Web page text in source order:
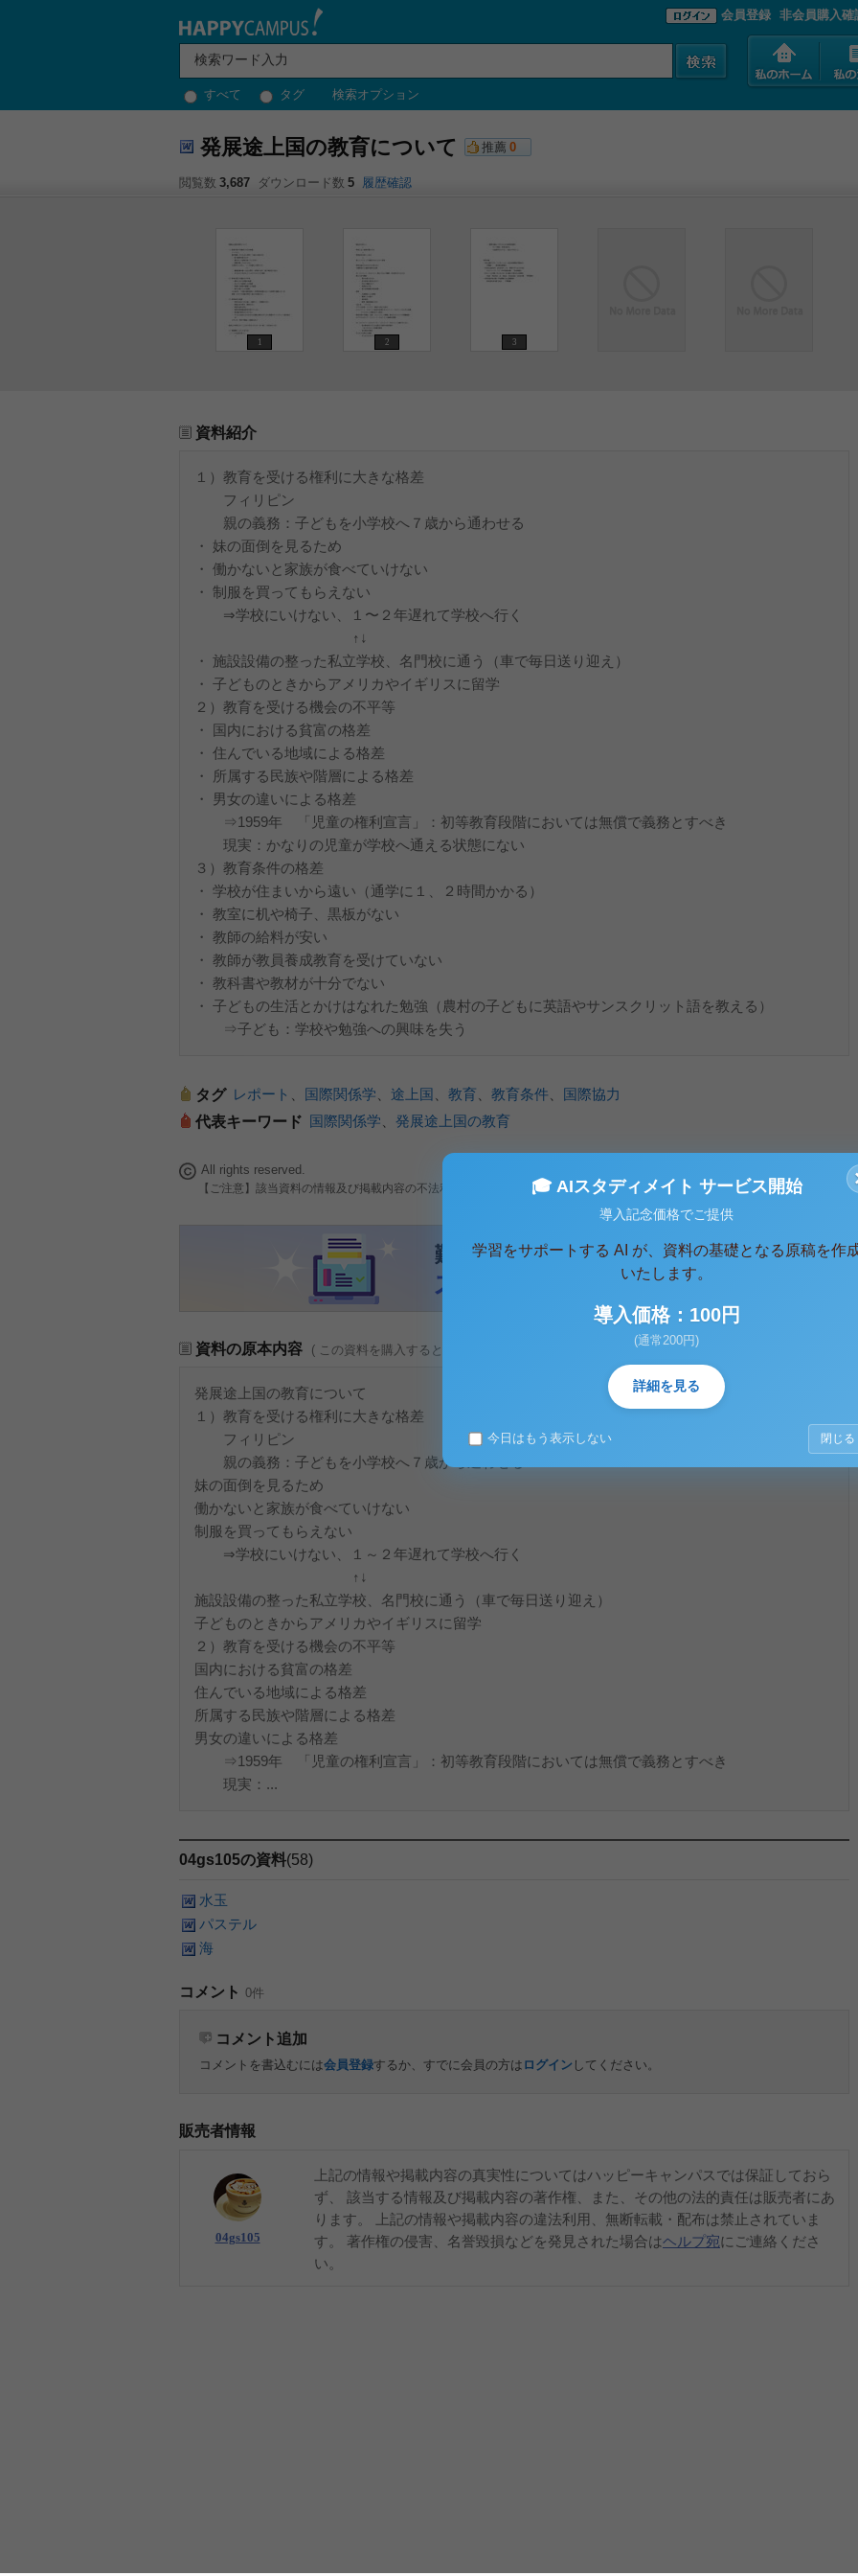
すべて タグ 検索オプション
会員登録 非会員購入確
発展途上国の教育について 推薦 0
閲覧数 3,687 ダウンロード数 5 履歴確認
1 2 3
資料紹介
１）教育を受ける権利に大きな格差
フィリピン
親の義務：子どもを小学校へ７歳から通わせる
・ 妹の面倒を見るため
・ 働かないと家族が食べていけない
・ 制服を買ってもらえない
⇒学校にいけない、１〜２年遅れて学校へ行く
↑↓
・ 施設設備の整った私立学校、名門校に通う（車で毎日送り迎え）
・ 子どものときからアメリカやイギリスに留学
２）教育を受ける機会の不平等
・ 国内における貧富の格差
・ 住んでいる地域による格差
・ 所属する民族や階層による格差
・ 男女の違いによる格差
⇒1959年 「児童の権利宣言」：初等教育段階においては無償で義務とすべき
現実：かなりの児童が学校へ通える状態にない
３）教育条件の格差
・ 学校が住まいから遠い（通学に１、２時間かかる）
・ 教室に机や椅子、黒板がない
・ 教師の給料が安い
・ 教師が教員養成教育を受けていない
・ 教科書や教材が十分でない
・ 子どもの生活とかけはなれた勉強（農村の子どもに英語やサンスクリット語を教える）
⇒子ども：学校や勉強への興味を失う
タグ レポート 国際関係学 途上国 教育 教育条件
国際協力
代表キーワード 国際関係学 発展途上国の教育
All rights reserved.
【ご注意】該当資料の情報及び掲載内容の不法利用、無断転載・配布は著作権法違反となります。
資料の原本内容 ( この資料を購入すると、テキストデータがみえます。 )
発展途上国の教育について
１）教育を受ける権利に大きな格差
フィリピン
親の義務：子どもを小学校へ７歳から通わせる
妹の面倒を見るため
働かないと家族が食べていけない
制服を買ってもらえない
⇒学校にいけない、１～２年遅れて学校へ行く
↑↓
施設設備の整った私立学校、名門校に通う（車で毎日送り迎え）
子どものときからアメリカやイギリスに留学
２）教育を受ける機会の不平等
国内における貧富の格差
住んでいる地域による格差
所属する民族や階層による格差
男女の違いによる格差
⇒1959年 「児童の権利宣言」：初等教育段階においては無償で義務とすべき
現実：...
04gs105の資料(58)
水玉
パステル
海
コメント 0件
コメント追加
コメントを書込むには会員登録するか、すでに会員の方は ログイン してください。
販売者情報
04gs105
上記の情報や掲載内容の真実性についてはハッピーキャンパスでは保証しておら
ず、 該当する情報及び掲載内容の著作権、また、その他の法的責任は販売者にあ
ります。 上記の情報や掲載内容の違法利用、無断転載・配布は禁止されていま
す。 著作権の侵害、名誉毀損などを発見された場合はヘルプ宛にご連絡くださ
い。
🎓 AIスタディメイト サービス開始
導入記念価格でご提供
学習をサポートする AI が、資料の基礎となる原稿を作
いたします。
導入価格：100円
(通常200円)
詳細を見る
今日はもう表示しない 閉じる